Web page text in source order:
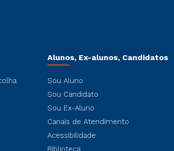
Alunos, Ex-alunos, Candidatos
Sou Aluno
Sou Candidato
Sou Ex-Aluno
Canais de Atendimento
Acessibilidade
Biblioteca